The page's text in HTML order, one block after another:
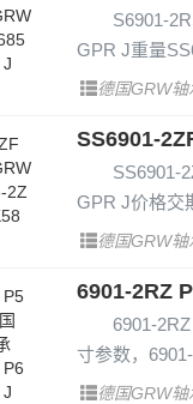
S6901-
GPR J重量
德国GRW轴
SS6901-
SS6901-
GPR J价格交
德国GRW轴
6901-2RZ
6901-
寸参数，
德国GRW轴